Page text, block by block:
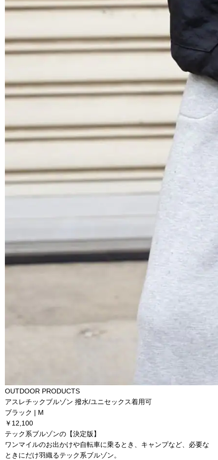
OUTDOOR PRODUCTS
アスレチックブルゾン 撥水/ユニセックス着用可
ブラック | M
￥12,100
テック系ブルゾンの【決定版】
ワンマイルのお出かけや自転車に乗るとき、キャンプなど、必要な
ときにだけ羽織るテック系ブルゾン。